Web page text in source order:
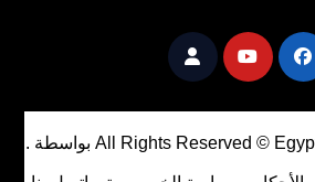
All Rights Reserved © بواسطة .